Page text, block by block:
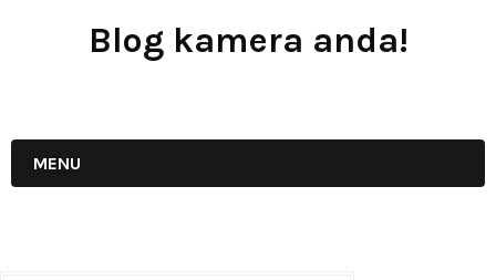
Blog kamera anda!
MENU